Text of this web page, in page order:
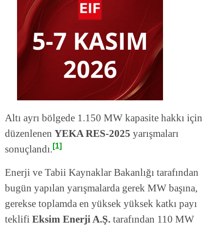
Altı ayrı bölgede 1.150 MW kapasite hakkı için
düzenlenen YEKA RES-2025 yarışmaları
sonuçlandı. [1]
Enerji ve Tabii Kaynaklar Bakanlığı tarafından
bugün yapılan yarışmalarda gerek MW başına,
gerekse toplamda en yüksek yüksek katkı payı
teklifi Eksim Enerji A.Ş. tarafından 110 MW